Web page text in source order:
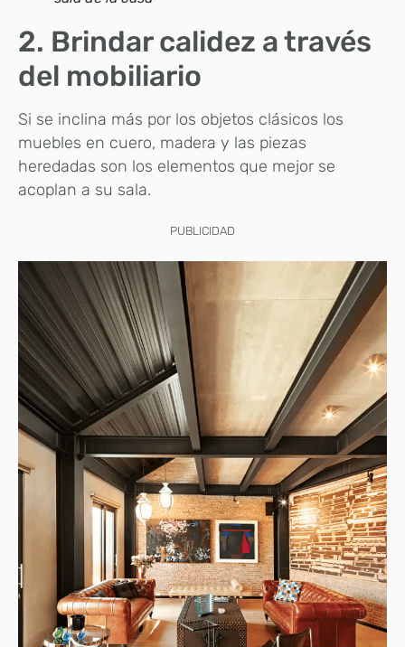
2. Brindar calidez a través
del mobiliario
Si se inclina más por los objetos clásicos los
muebles en cuero, madera y las piezas
heredadas son los elementos que mejor se
acoplan a su sala.
PUBLICIDAD